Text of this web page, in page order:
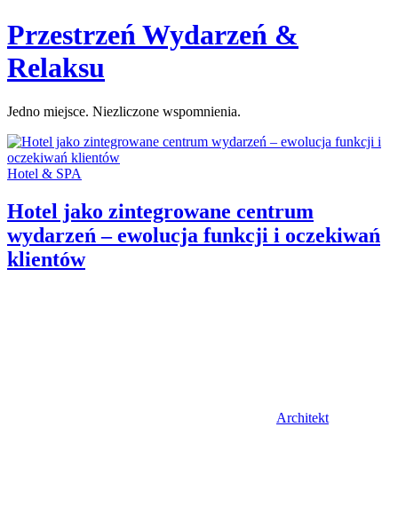
Skip
to
content
Przestrzeń Wydarzeń &
Relaksu
Jedno miejsce. Niezliczone wspomnienia.
Categories:
Hotel & SPA
Hotel jako zintegrowane centrum
wydarzeń – ewolucja funkcji i oczekiwań
klientów
Architekt